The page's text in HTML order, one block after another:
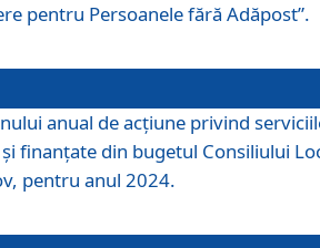
pentru Persoanele fără Adăpost”.
anual de acțiune privind
finanțate din bugetul Consiliului
pentru anul 2024.